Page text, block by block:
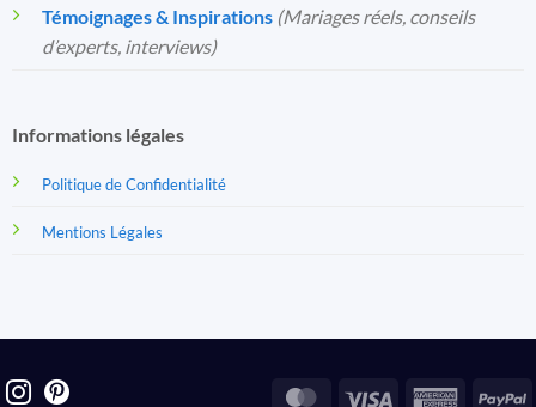
Témoignages & Inspirations (Mariages réels, conseils
d’experts, interviews)
Informations légales
Politique de Confidentialité
Mentions Légales
MasterCard
Visa American